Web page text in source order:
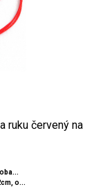
ruku červený na
o...